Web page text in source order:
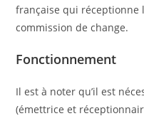
française qui réceptionne
commission de change.
Fonctionnement
Il est à noter qu’il est
(émettrice et